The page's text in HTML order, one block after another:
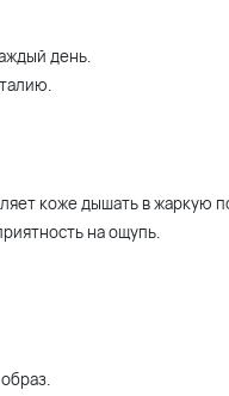
день.
коже дышать в жаркую
на ощупь.